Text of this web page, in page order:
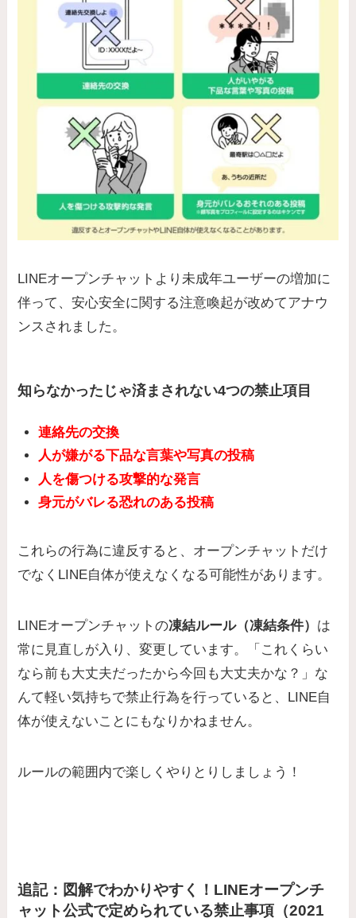
LINEオープンチャットより未成年ユーザーの増加に
伴って、安心安全に関する注意喚起が改めてアナウ
ンスされました。
知らなかったじゃ済まされない4つの禁止項目
連絡先の交換
人が嫌がる下品な言葉や写真の投稿
人を傷つける攻撃的な発言
身元がバレる恐れのある投稿
これらの行為に違反すると、オープンチャットだけ
でなく LINE自体が使えなくなる可能性があります。
LINEオープンチャットの凍結ルール（凍結条件） は
常に見直しが入り、変更しています。「これくらい
なら前も大丈夫だったから今回も大丈夫かな？」な
んて軽い気持ちで禁止行為を行っていると、LINE自
体が使えないことにもなりかねません。
ルールの範囲内で楽しくやりとりしましょう！
追記：図解でわかりやすく！LINEオープンチ
ャット公式で定められている禁止事項（2021